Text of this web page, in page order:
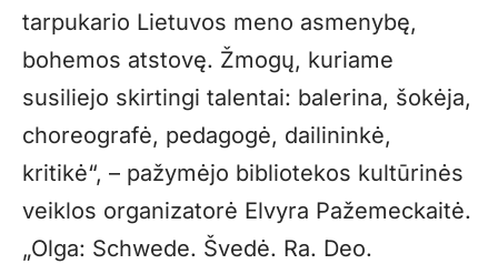
tarpukario Lietuvos meno asmenybę,
bohemos atstovę. Žmogų, kuriame
susiliejo skirtingi talentai: balerina, šokėja,
choreografė, pedagogė, dailininkė,
kritikė“, – pažymėjo bibliotekos kultūrinės
veiklos organizatorė Elvyra Pažemeckaitė.
„Olga: Schwede. Švedė. Ra. Deo.